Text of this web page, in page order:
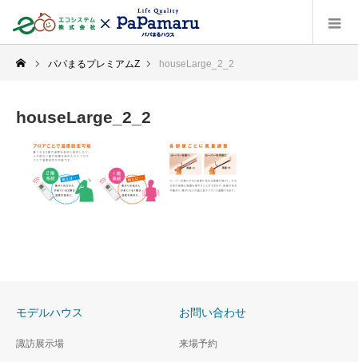
パパまるプレミアムZ houseLarge_2_2
houseLarge_2_2
モデルハウス
諏訪展示場
お問い合わせ
来場予約